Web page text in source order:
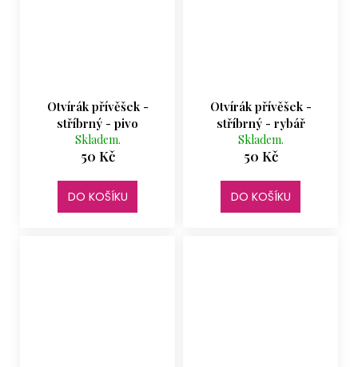
Otvírák přívěšek -
stříbrný - pivo
Skladem.
50 Kč
DO KOŠÍKU
Otvírák přívěšek -
stříbrný - rybář
Skladem.
50 Kč
DO KOŠÍKU